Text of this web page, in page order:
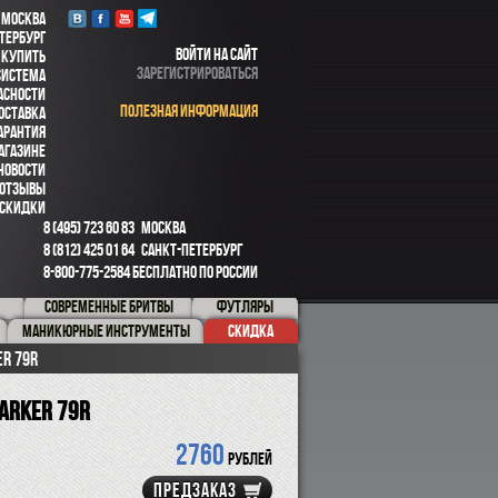
ОТЗЫВЫ
СКИДКИ
ВОЙТИ НА САЙТ
ЗАРЕГИСТРИРОВАТЬСЯ
ПОЛЕЗНАЯ ИНФОРМАЦИЯ
8 (495) 723 60 83 МОСКВА
8 (812) 425 01 64САНКТ-ПЕТЕРБУРГ
8-800-775-2584БЕСПЛАТНО ПО РОССИИ
СОВРЕМЕННЫЕ БРИТВЫ
ФУТЛЯРЫ
МАНИКЮРНЫЕ ИНСТРУМЕНТЫ
СКИДКА
79R
79R
2760 рублей
ПРЕДЗАКАЗ